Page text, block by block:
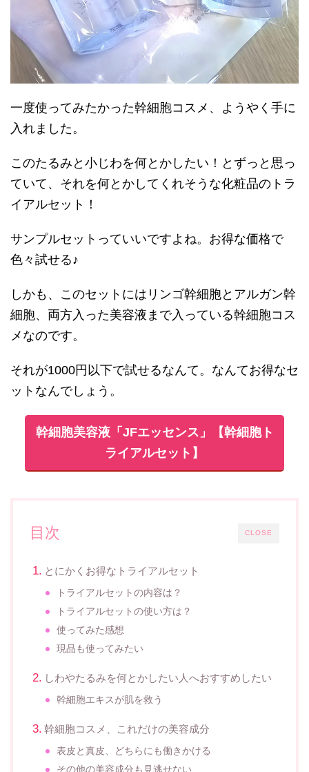
一度使ってみたかった幹細胞コスメ、ようやく手に
入れました。
このたるみと小じわを何とかしたい！とずっと思っ
ていて、それを何とかしてくれそうな化粧品のトラ
イアルセット！
サンプルセットっていいですよね。お得な価格で
色々試せる♪
しかも、このセットにはリンゴ幹細胞とアルガン幹
細胞、両方入った美容液まで入っている幹細胞コス
メなのです。
それが1000円以下で試せるなんて。なんてお得なセ
ットなんでしょう。
幹細胞美容液「JFエッセンス」【幹細胞ト
ライアルセット】
CLOSE
目次
とにかくお得なトライアルセット
トライアルセットの内容は？
トライアルセットの使い方は？
使ってみた感想
現品も使ってみたい
しわやたるみを何とかしたい人へおすすめしたい
幹細胞エキスが肌を救う
幹細胞コスメ、これだけの美容成分
表皮と真皮、どちらにも働きかける
その他の美容成分も見逃せない